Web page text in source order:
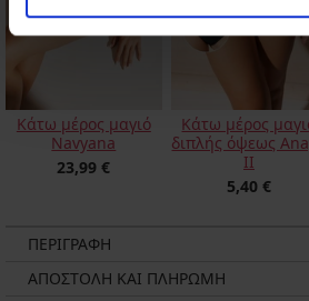
Κάτω μέρος μαγιό
Navyana
23,99 €
Κάτω μέρος
διπλής όψεως
II
5,40 €
ΠΕΡΙΓΡΑΦΗ
ΑΠΟΣΤΟΛΗ ΚΑΙ ΠΛΗΡΩΜΗ